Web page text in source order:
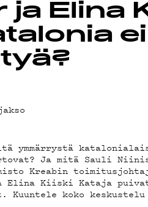
ja Elina
ymmärrystä
Ja mitä Sauli
Kreabin
Elina Kiiski Kataja
Kuuntele koko keskustelu